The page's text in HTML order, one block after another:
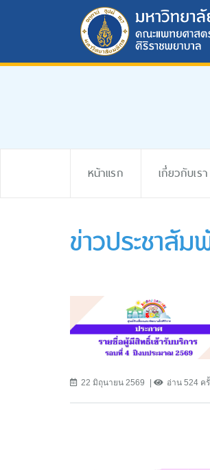
หน้าแรก เกี่ยวกับเรา
ข่าวประชาสั
22 มิถุนายน 2569 อ่าน 524 ค